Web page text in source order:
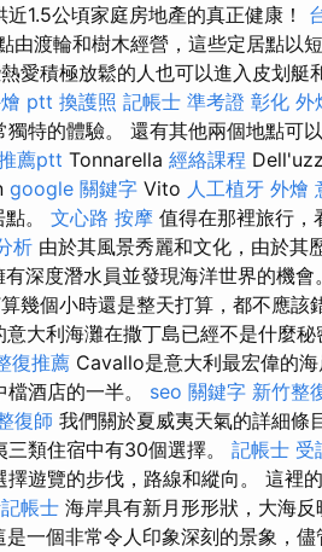
1.5公頃家庭房地產的真正健康！
由渡輪和樹木經營，這些定居點以
愛積極放鬆的人也可以進入皮划艇
ptt 換護照 記帳士 準考證 彰化 外
特的體驗。 還有其他兩個地點可
薦ptt Tonnarella 經絡課程
google 關鍵字 Vito 人工植牙 外燴
。 文心路 按摩 值得在那裡旅行，
析 由於其風景秀麗和文化，由於
深度潛水員並發現海洋世界的機會
幾個小時還是整天打算，都不應該
意大利海灘在撒丁島已經不是什麼秘
復推薦 Cavallo是意大利最宏偉的
酒店的一半。 seo 關鍵字 新竹整
復師 我們關於夏威夷天氣的詳細條
類住宿中有30個選擇。 記帳士 受
遊覽的步伐，路線和縱向。 這裡
帳士 海岸具有新月形形狀，大海反
是一個非常令人印象深刻的景象，